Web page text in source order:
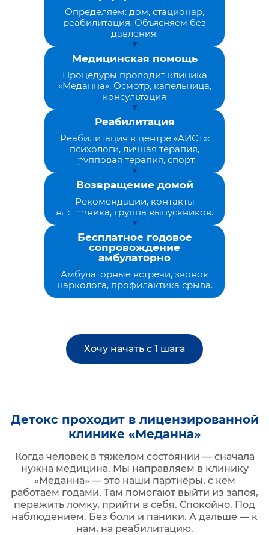
Определяем: дом, стационар,
реабилитация. Объясняем без
давления.
Медицинская помощь
Процедуры проводит клиника
«Меданна». Осмотр, капельница,
консультация
Реабилитация
Реабилитация в центре «АИСТ»:
психологи, личная терапия,
групповая терапия, спорт.
Возвращение домой
Рекомендации, контакты
наставника, группа выпускников.
Бесплатное годовое
сопровождение
амбулаторно
Амбулаторные встречи, звонок
нарколога, профилактика срыва.
Хочу начать с 1 шага
Детокс проходит в лицензированной
клинике «Меданна»
Когда человек в тяжёлом состоянии — сначала
нужна медицина. Мы направляем в клинику
«Меданна» — это наши партнёры, с кем
работаем годами. Там помогают выйти из запоя,
пережить ломку, прийти в себя. Спокойно. Под
наблюдением. Без боли и паники. А дальше — к
нам, на реабилитацию.